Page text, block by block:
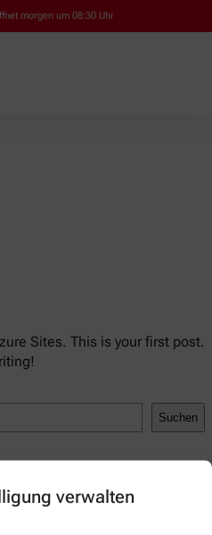
verwalten
morgen um 08:30 Uhr
Sites. This is your first post.
Suchen